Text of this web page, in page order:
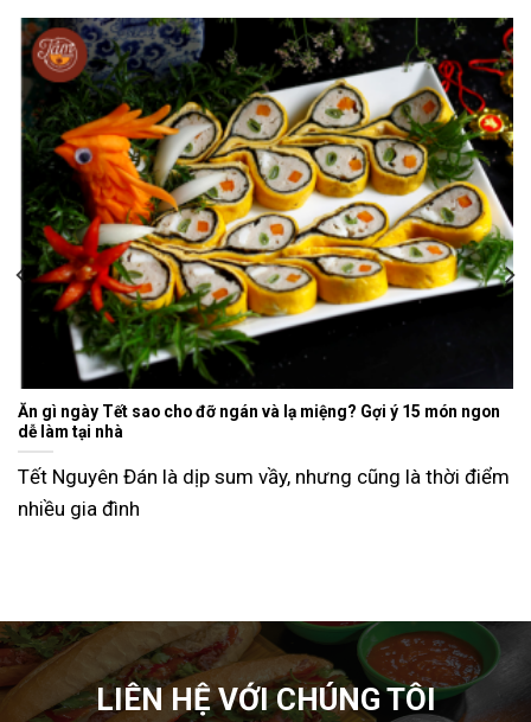
Ăn gì ngày Tết sao cho đỡ ngán và lạ miệng? Gợi ý 15 món ngon
dễ làm tại nhà
Tết Nguyên Đán là dịp sum vầy, nhưng cũng là thời điểm
nhiều gia đình
LIÊN HỆ VỚI CHÚNG TÔI